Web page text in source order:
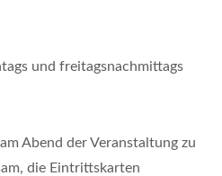
und freitagsnachmittags
Abend der Veranstaltung zu
die Eintrittskarten